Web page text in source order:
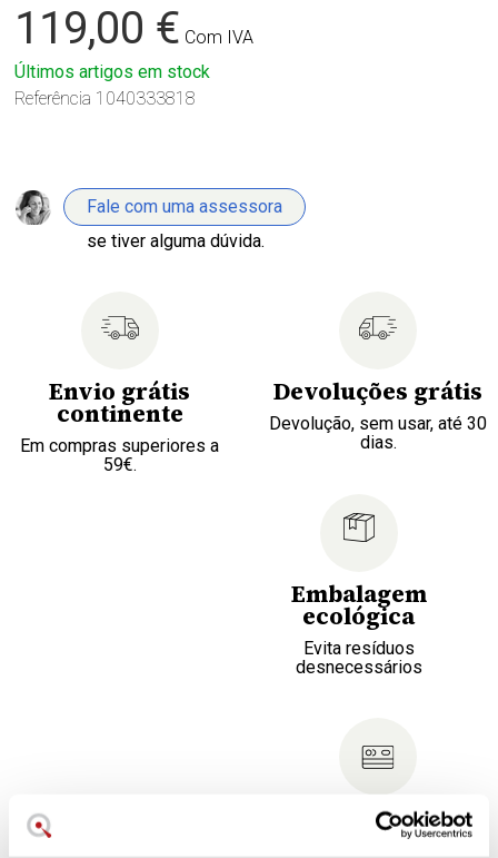
119,00 € Com IVA
Últimos artigos em stock
Referência 1040333818
Fale com uma assessora
se tiver alguma dúvida.
Envio grátis
continente
Em compras superiores a
59€.
Devoluções grátis
Devolução, sem usar, até 30
dias.
Embalagem
ecológica
Evita resíduos
desnecessários
Financie a sua
compra